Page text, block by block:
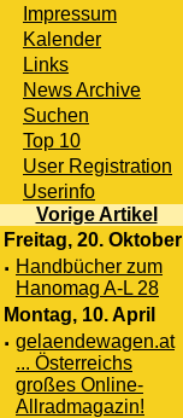
Impressum
Kalender
Links
News Archive
Suchen
Top 10
User Registration
Userinfo
Vorige Artikel
Freitag, 20. Oktober
· Handbücher zum
Hanomag A-L 28
Montag, 10. April
· gelaendewagen.at
... Österreichs
großes Online-
Allradmagazin!